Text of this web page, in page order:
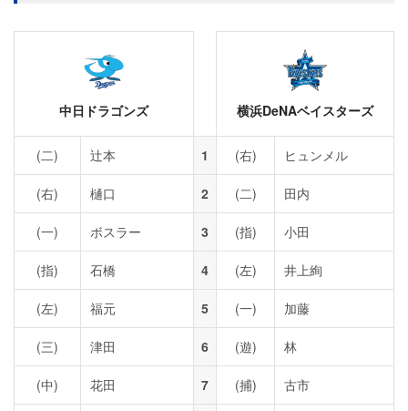
中日ドラゴンズ 横浜DeNAベイスターズ
(二) 辻本 1 (右) ヒュンメル
(右) 樋口 2 (二) 田内
(一) ボスラー 3 (指) 小田
(指) 石橋 4 (左) 井上絢
(左) 福元 5 (一) 加藤
(三) 津田 6 (遊) 林
(中) 花田 7 (捕) 古市